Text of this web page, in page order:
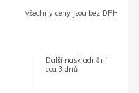
Všechny ceny jsou bez DPH
Další naskladnění
cca 3 dnů